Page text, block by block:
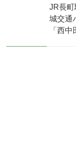
JR長
城交通
「西